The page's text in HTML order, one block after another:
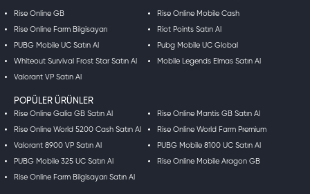
2. Free Fire hesabıma giriş yapmam
gerekiyor mu?
Evet! Oyuna giriş yaptıktan sonra OyunSoft.com'dan satın aldığınız
ürün kodunu "Garena Ön Ödemeli Kart" bölümüne girmeniz gerekiyor.
3. Hangi ödeme yöntemlerini
destekliyorsunuz?
Kredi kartı, banka kartı, havale/EFT ve çeşitli dijital cüzdanlarla ödeme
Rise Online GB Rise Online Mobile Cash
Rise Online Farm Bilgisayarı Riot Points Satın Al
PUBG Mobile UC Satın Al Pubg Mobile UC Global
Whiteout Survival Frost Star Satın Al Mobile Legends Elmas Satın Al
Valorant VP Satın Al
POPÜLER ÜRÜNLER
Rise Online Galia GB Satın Al Rise Online Mantis GB Satın Al
Rise Online World 5200 Cash Satın Al Rise Online World Farm Premium
Valorant 8900 VP Satın Al PUBG Mobile 8100 UC Satın Al
PUBG Mobile 325 UC Satın Al Rise Online Mobile Aragon GB
Rise Online Farm Bilgisayarı Satın Al